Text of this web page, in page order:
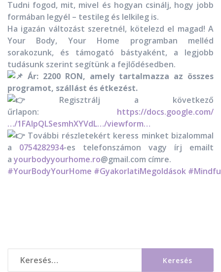
Tudni fogod, mit, mivel és hogyan csinálj, hogy jobb
formában legyél – testileg és lelkileg is.
Ha igazán változást szeretnél, kötelezd el magad! A
Your Body, Your Home programban melléd
sorakozunk, és támogató bástyaként, a legjobb
tudásunk szerint segítünk a fejlődésedben.
Ár: 2200 RON, amely tartalmazza az összes
programot, szállást és étkezést.
Regisztrálj a következő
űrlapon: https://docs.google.com/
…/1FAIpQLSesmhXYVdL…/viewform…
További részletekért keress minket bizalommal
a 0754282934-es telefonszámon vagy írj emailt
a yourbodyyourhome.ro@gmail.com címre.
#YourBodyYourHome #GyakorlatiMegoldások